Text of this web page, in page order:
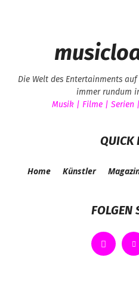
Die Welt des Entertainments
immer rundum
Musik | Filme | Serien
QUICK
Home Künstler
FOLGEN